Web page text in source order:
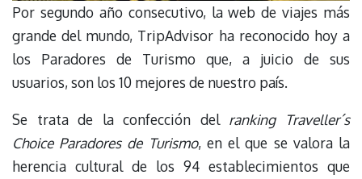
Por segundo año consecutivo, la web de viajes más
grande del mundo, TripAdvisor ha reconocido hoy a
los Paradores de Turismo que, a juicio de sus
usuarios, son los 10 mejores de nuestro país.
Se trata de la confección del ranking Traveller´s
Choice Paradores de Turismo, en el que se valora la
herencia cultural de los 94 establecimientos que